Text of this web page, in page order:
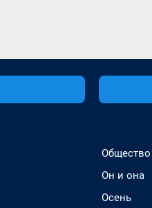
Общество
Он и она
Осень